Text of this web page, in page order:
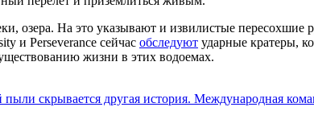
озера. На это указывают и извилистые пересохшие
и Perseverance сейчас обследуют ударные кратеры,
жизни в этих водоемах.
скрывается другая история. Международная